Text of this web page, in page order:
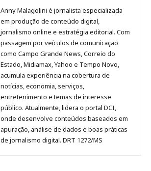
Malagolini
no
Pinterest
Malagolini
no
LinkedIn
Malagolini
no
Instagram
Malagolini
no
Facebook
de
Anny
Malagolini
Anny Malagolini é jornalista especializada
em produção de conteúdo digital,
jornalismo online e estratégia editorial. Com
passagem por veículos de comunicação
como Campo Grande News, Correio do
Estado, Midiamax, Yahoo e Tempo Novo,
acumula experiência na cobertura de
notícias, economia, serviços,
entretenimento e temas de interesse
público. Atualmente, lidera o portal DCI,
onde desenvolve conteúdos baseados em
apuração, análise de dados e boas práticas
de jornalismo digital. DRT 1272/MS